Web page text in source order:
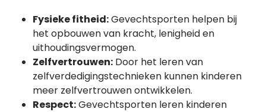
Fysieke fitheid:Gevechtsporten helpen bij
het opbouwen van kracht, lenigheid en
uithoudingsvermogen.
Zelfvertrouwen: Door het leren van
zelfverdedigingstechnieken kunnen kinderen
meer zelfvertrouwen ontwikkelen.
Respect:Gevechtsporten leren kinderen